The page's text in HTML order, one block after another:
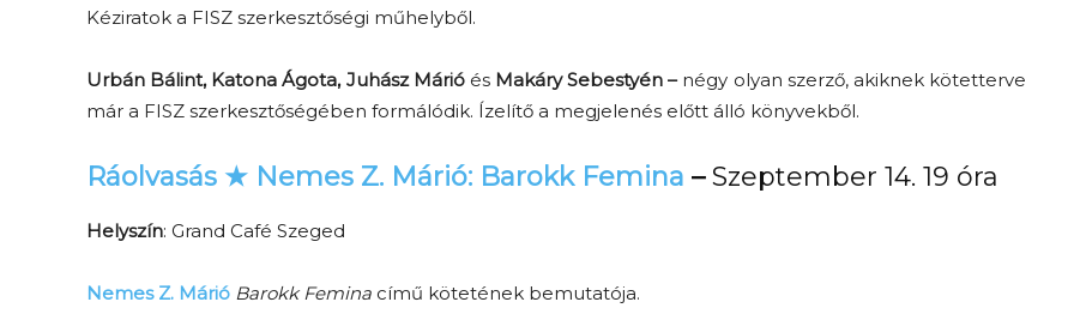
Kéziratok a FISZ szerkesztőségi műhelyből.
Urbán Bálint, Katona Ágota, Juhász Márióés Makáry Sebestyén –négy olyan szerző, akiknek kötetterve
már a FISZ szerkesztőségében formálódik. Ízelítő a megjelenés előtt álló könyvekből.
Ráolvasás ★ Nemes Z. Márió: Barokk Femina –Szeptember 14. 19 óra
Helyszín: Grand Café Szeged
Nemes Z. Márió Barokk Femina című kötetének bemutatója.